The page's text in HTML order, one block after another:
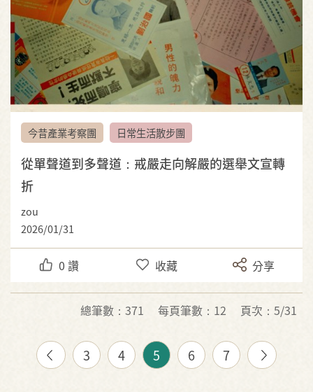
今昔產業考察團 日常生活散步團
從單聲道到多聲道：戒嚴走向解嚴的選舉文宣轉
折
zou
2026/01/31
0 讚 收藏 分享
總筆數：371 每頁筆數：12 頁次：5/31
3 4 5 6 7